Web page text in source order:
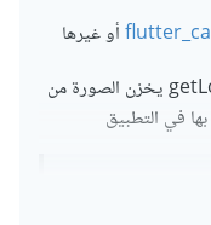
أو غيرها
getLocalPathForNetworkImage يخزن الصورة من
في التطبيق